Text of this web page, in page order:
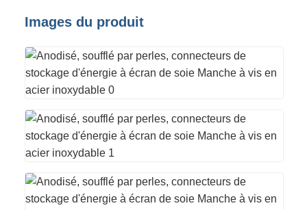
Images du produit